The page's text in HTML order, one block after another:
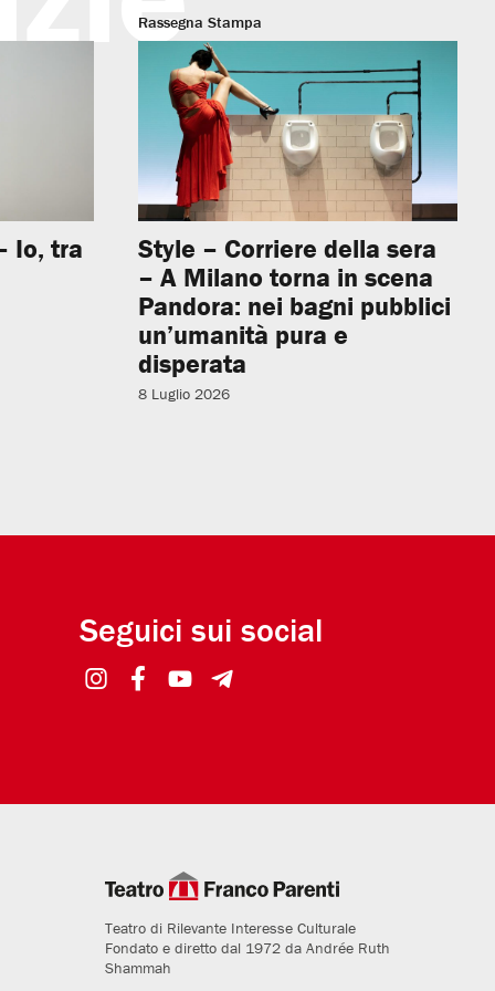
Io, tra
Rassegna Stampa
Style – Corriere della sera
– A Milano torna in scena
Pandora: nei bagni pubblici
un’umanità pura e
disperata
8 Luglio 2026
Seguici sui social
Teatro di Rilevante Interesse Culturale
Fondato e diretto dal 1972 da Andrée Ruth
Shammah